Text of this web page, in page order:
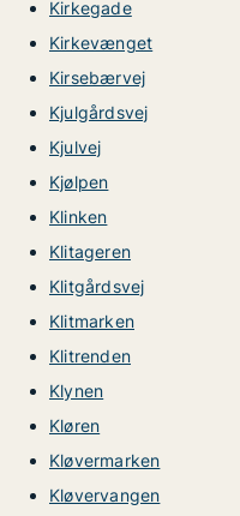
Kirkegade
Kirkevænget
Kirsebærvej
Kjulgårdsvej
Kjulvej
Kjølpen
Klinken
Klitageren
Klitgårdsvej
Klitmarken
Klitrenden
Klynen
Kløren
Kløvermarken
Kløvervangen